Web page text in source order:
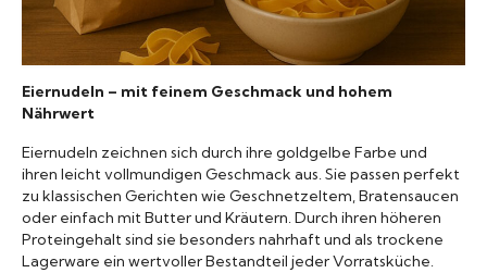
Konserven
Nudeln
Marmelade
Wissenswert
Eiernudeln – mit feinem Geschmack und hohem
Nährwert
Eiernudeln zeichnen sich durch ihre goldgelbe Farbe und
ihren leicht vollmundigen Geschmack aus. Sie passen perfekt
zu klassischen Gerichten wie Geschnetzeltem, Bratensaucen
oder einfach mit Butter und Kräutern. Durch ihren höheren
Proteingehalt sind sie besonders nahrhaft und als trockene
Lagerware ein wertvoller Bestandteil jeder Vorratsküche.